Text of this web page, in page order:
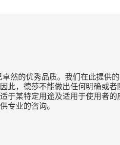
然的优秀品质。我们在此提供
此，德莎不能做出任何明确或
于某特定用途及适用于使用者
专业的咨询。